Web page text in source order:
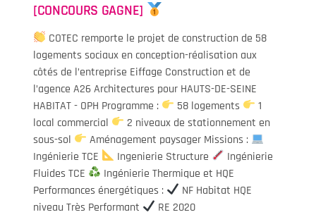
[CONCOURS GAGNE]
COTEC remporte le projet de construction de 58
logements sociaux en conception-réalisation aux
côtés de l’entreprise Eiffage Construction et de
l’agence A26 Architectures pour HAUTS-DE-SEINE
HABITAT - OPH Programme :
58 logements
1
local commercial
2 niveaux de stationnement en
sous-sol
Aménagement paysager Missions :
Ingénierie TCE
Ingenierie Structure
Ingénierie
Fluides TCE
Ingénierie Thermique et HQE
Performances énergétiques :
NF Habitat HQE
niveau Très Performant
RE 2020